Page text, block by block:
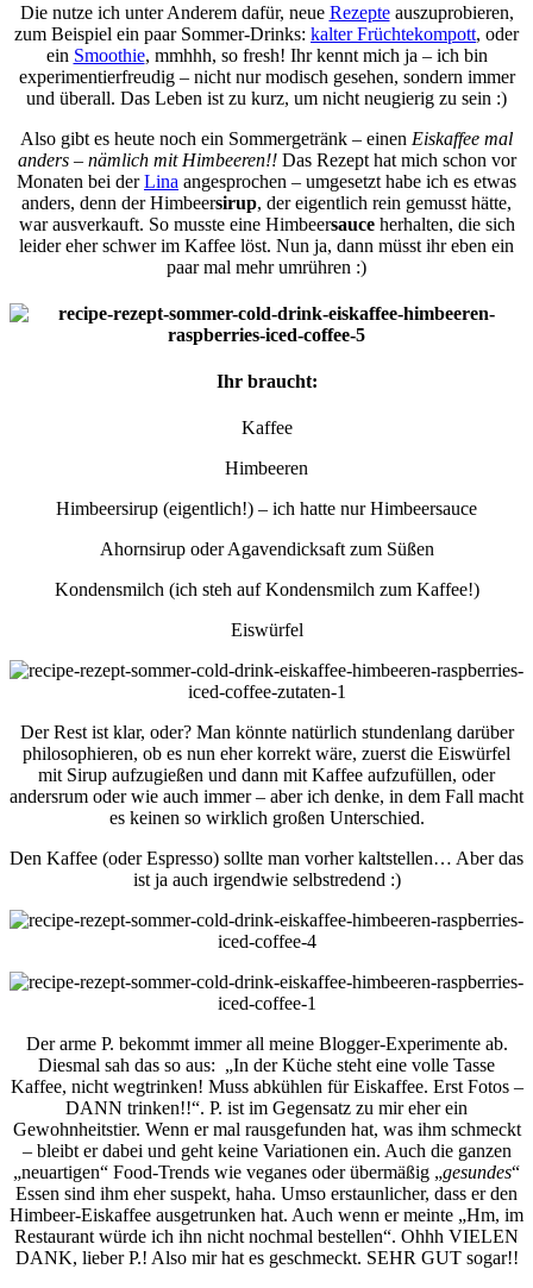
Die nutze ich unter Anderem dafür, neue Rezepteauszuprobieren,
zum Beispiel ein paar Sommer-Drinks: kalter Früchtekompott, oder
ein Smoothie, mmhhh, so fresh! Ihr kennt mich ja – ich bin
experimentierfreudig – nicht nur modisch gesehen, sondern immer
und überall. Das Leben ist zu kurz, um nicht neugierig zu sein :)
Also gibt es heute noch ein Sommergetränk – einen Eiskaffee mal
anders – nämlich mit Himbeeren!!Das Rezept hat mich schon vor
Monaten bei derLina angesprochen – umgesetzt habe ich es etwas
anders, denn der Himbeersirup, der eigentlich rein gemusst hätte,
war ausverkauft. So musste eine Himbeersauceherhalten, die sich
leider eher schwer im Kaffee löst. Nun ja, dann müsst ihr eben ein
paar mal mehr umrühren :)
Ihr braucht:
Kaffee
Himbeeren
Himbeersirup (eigentlich!) – ich hatte nur Himbeersauce
Ahornsirup oder Agavendicksaft zum Süßen
Kondensmilch (ich steh auf Kondensmilch zum Kaffee!)
Eiswürfel
Der Rest ist klar, oder? Man könnte natürlich stundenlang darüber
philosophieren, ob es nun eher korrekt wäre, zuerst die Eiswürfel
mit Sirup aufzugießen und dann mit Kaffee aufzufüllen, oder
andersrum oder wie auch immer – aber ich denke, in dem Fall macht
es keinen so wirklich großen Unterschied.
Den Kaffee (oder Espresso) sollte man vorher kaltstellen… Aber das
ist ja auch irgendwie selbstredend :)
Der arme P. bekommt immer all meine Blogger-Experimente ab.
Diesmal sah das so aus: „In der Küche steht eine volle Tasse
Kaffee, nicht wegtrinken! Muss abkühlen für Eiskaffee. Erst Fotos –
DANN trinken!!“. P. ist im Gegensatz zu mir eher ein
Gewohnheitstier. Wenn er mal rausgefunden hat, was ihm schmeckt
– bleibt er dabei und geht keine Variationen ein. Auch die ganzen
„neuartigen“ Food-Trends wie veganes oder übermäßig „gesundes“
Essen sind ihm eher suspekt, haha. Umso erstaunlicher, dass er den
Himbeer-Eiskaffee ausgetrunken hat. Auch wenn er meinte „Hm, im
Restaurant würde ich ihn nicht nochmal bestellen“. Ohhh VIELEN
DANK, lieber P.! Also mir hat es geschmeckt. SEHR GUT sogar!!